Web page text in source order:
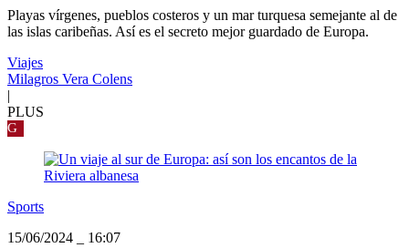
Playas vírgenes, pueblos costeros y un mar turquesa semejante al de
las islas caribeñas. Así es el secreto mejor guardado de Europa.
Viajes
Milagros Vera Colens
|
PLUS
G
Sports
15/06/2024
16:07